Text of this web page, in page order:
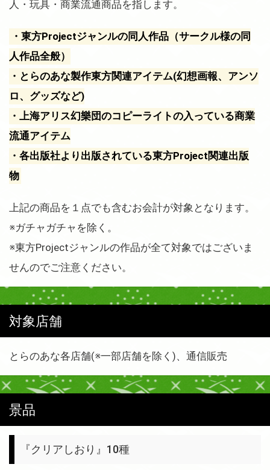
人・玩具・商業流通商品を指します。
・東方Projectジャンルの同人作品（サークル様の同
人作品全般）
・とらのあな製作東方関連アイテム(幻想画報、アンソ
ロ、グッズなど)
・上海アリス幻樂団のコピーライトの入っている商業
流通アイテム
・各出版社より出版されている東方Project関連出版
物
上記の商品を１点でも含むお会計が対象となります。
※ガチャガチャを除く。
※東方Projectジャンルの作品が全て対象ではございま
せんのでご注意ください。
対象店舗
とらのあな各店舗(※一部店舗を除く)、通信販売
景品
『クリアしおり』10種